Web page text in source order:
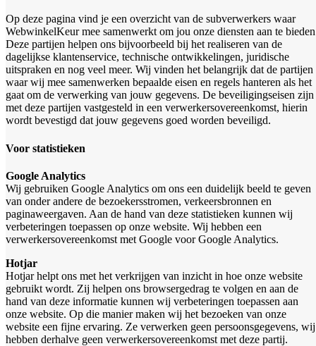
Op deze pagina vind je een overzicht van de subverwerkers waar
WebwinkelKeur mee samenwerkt om jou onze diensten aan te
Deze partijen helpen ons bijvoorbeeld bij het realiseren van de
dagelijkse klantenservice, technische ontwikkelingen, juridische
uitspraken en nog veel meer. Wij vinden het belangrijk dat de partijen
waar wij mee samenwerken bepaalde eisen en regels hanteren als het
gaat om de verwerking van jouw gegevens. De beveiligingseisen zijn
met deze partijen vastgesteld in een verwerkersovereenkomst, hierin
wordt bevestigd dat jouw gegevens goed worden beveiligd.
Voor statistieken
Google Analytics
Wij gebruiken Google Analytics om ons een duidelijk beeld te geven
van onder andere de bezoekersstromen, verkeersbronnen en
paginaweergaven. Aan de hand van deze statistieken kunnen wij
verbeteringen toepassen op onze website. Wij hebben een
verwerkersovereenkomst met Google voor Google Analytics.
Hotjar
Hotjar helpt ons met het verkrijgen van inzicht in hoe onze website
gebruikt wordt. Zij helpen ons browsergedrag te volgen en aan de
hand van deze informatie kunnen wij verbeteringen toepassen aan
onze website. Op die manier maken wij het bezoeken van onze
website een fijne ervaring. Ze verwerken geen persoonsgegevens, wij
hebben derhalve geen verwerkersovereenkomst met deze partij.